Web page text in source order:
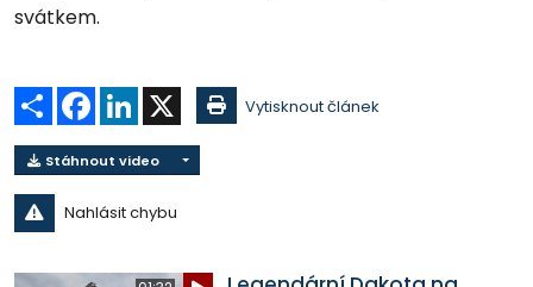
svátkem.
Sdílet Facebook
LinkedIn Vytisknout článek
Stáhnout video
Nahlásit chybu